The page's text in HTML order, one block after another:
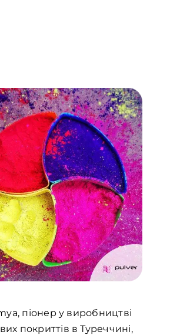
піонер у виробництві
покриттів в Туреччині,